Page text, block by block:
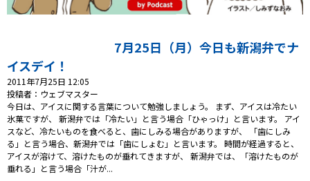
コンテンツ・アプリ
キッズ
Well-being 防災・減災
ショッピング
7月25日（月）今日も新潟弁でナ
イスデイ！
2011年7月25日 12:05
投稿者：ウェブマスター
今日は、アイスに関する言葉について勉強しましょう。 まず、アイスは冷たい
氷菓ですが、 新潟弁では「冷たい」と言う場合「ひゃっけ」と言います。 アイ
スなど、冷たいものを食べると、歯にしみる場合がありますが、 「歯にしみ
る」と言う場合、新潟弁では「歯にしょむ」と言います。 時間が経過すると、
アイスが溶けて、溶けたものが垂れてきますが、 新潟弁では、「溶けたものが
垂れる」と言う場合「汁が...